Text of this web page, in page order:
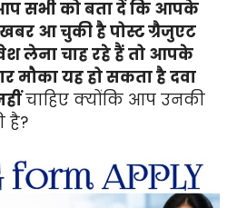
सभी को बता दें कि आपके
आ चुकी है पोस्ट ग्रैजुएट
लेना चाह रहे हैं तो आपके
मौका यह हो सकता है दवा
चाहिए क्योंकि आप उनकी
है?